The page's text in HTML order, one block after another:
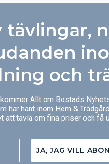
tävlingar,
och
Allt om Bostads
har hänt inom Hem &
att tävla om fina priser och få
JA, JAG VILL